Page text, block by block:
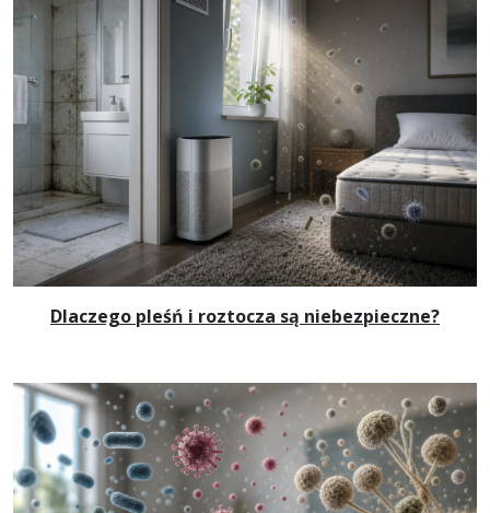
Dlaczego pleśń i roztocza są niebezpieczne?